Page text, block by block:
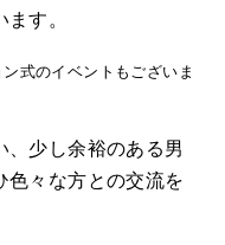
す。
式のイベントもございま
、少し余裕のある男
色々な方との交流を